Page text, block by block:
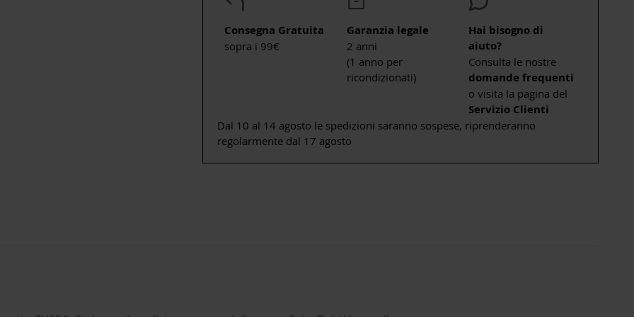
Consegna Gratuita
sopra i 99€
Garanzia legale
2 anni
(1 anno per
ricondizionati)
Hai bisogno di
aiuto?
Consulta le nostre
domande frequenti
o visita la pagina del
Servizio Clienti
Dal 10 al 14 agosto le spedizioni saranno sospese, riprenderanno
regolarmente dal 17 agosto